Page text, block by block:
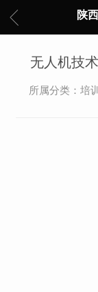
陕
无人机技
所属分类：培